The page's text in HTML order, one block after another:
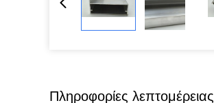
Πληροφορίες λεπτομέρειας